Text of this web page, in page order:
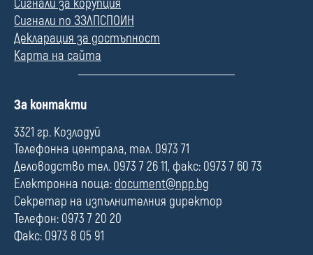
Сигнали за корупция
Сигнали по ЗЗЛПСПОИН
Декларация за достъпност
Карта на сайта
П
л
е
За контакти
3321 гр. Козлодуй
Телефонна централа, тел. 0973 71
Деловодство тел. 0973 7 26 11, факс: 0973 7 60 73
Електронна поща: document@npp.bg
Секретар на изпълнителния директор
Телефон: 0973 7 20 20
Факс: 0973 8 05 91